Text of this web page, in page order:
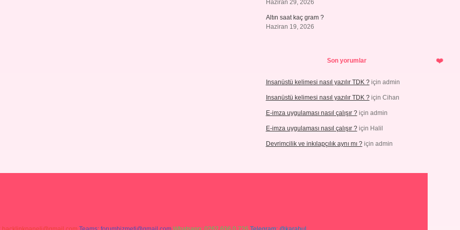
Haziran 29, 2026
Altın saat kaç gram ?
Haziran 19, 2026
Son yorumlar
Insanüstü kelimesi nasıl yazılır TDK ?için admin
Insanüstü kelimesi nasıl yazılır TDK ?için Cihan
E-imza uygulaması nasıl çalışır ?için admin
E-imza uygulaması nasıl çalışır ?için Halil
Devrimcilik ve inkılapçılık aynı mı ?için admin